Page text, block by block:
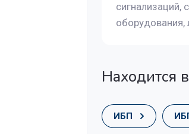
сигнализаций,
оборудования,
Находится
ИБП